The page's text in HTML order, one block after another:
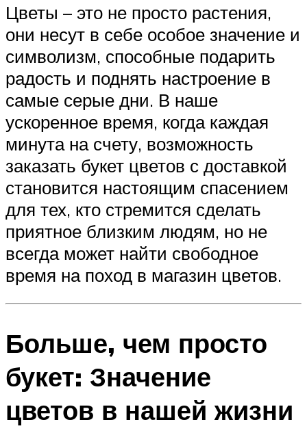
Цветы – это не просто растения,
они несут в себе особое значение и
символизм, способные подарить
радость и поднять настроение в
самые серые дни. В наше
ускоренное время, когда каждая
минута на счету, возможность
заказать букет цветов с доставкой
становится настоящим спасением
для тех, кто стремится сделать
приятное близким людям, но не
всегда может найти свободное
время на поход в магазин цветов.
Больше, чем просто
букет: Значение
цветов в нашей жизни